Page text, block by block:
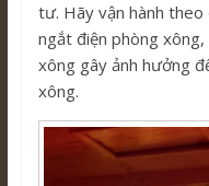
tư. Hãy vận hành
ngắt điện phòng
xông gây ảnh hưởng
xông.